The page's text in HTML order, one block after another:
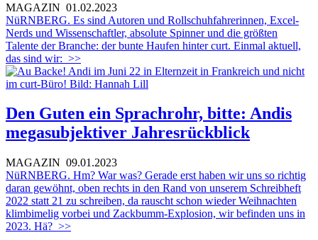
MAGAZIN 01.02.2023
NüRNBERG. Es sind Autoren und Rollschuhfahrerinnen, Excel-
Nerds und Wissenschaftler, absolute Spinner und die größten
Talente der Branche: der bunte Haufen hinter curt. Einmal aktuell,
das sind wir: >>
Den Guten ein Sprachrohr, bitte: Andis
megasubjektiver Jahresrückblick
MAGAZIN 09.01.2023
NüRNBERG. Hm? War was? Gerade erst haben wir uns so richtig
daran gewöhnt, oben rechts in den Rand von unserem Schreibheft
2022 statt 21 zu schreiben, da rauscht schon wieder Weihnachten
klimbimelig vorbei und Zackbumm-Explosion, wir befinden uns in
2023. Hä? >>